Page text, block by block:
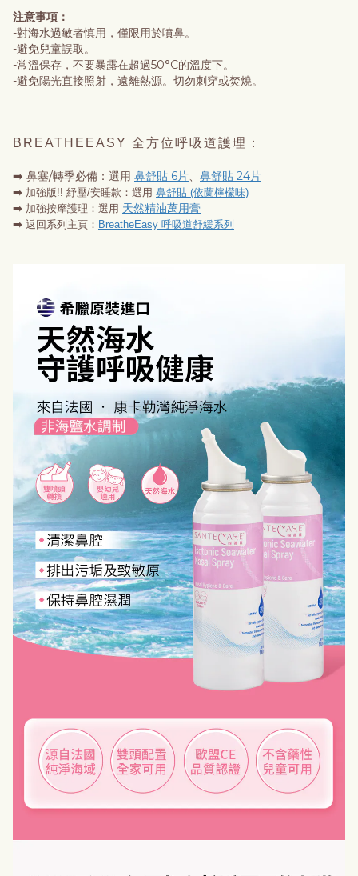
注意事項：
-對海水過敏者慎用，僅限用於噴鼻。
-避免兒童誤取。
-常溫保存，不要暴露在超過50°C的溫度下。
-避免陽光直接照射，遠離熱源。切勿刺穿或焚燒。
BREATHEEASY 全方位呼吸道護理：
➡️ 鼻塞/轉季必備：選用 鼻舒貼 6片、 鼻舒貼 24片
➡️ 加強版!! 紓壓/安睡款：選用 鼻舒貼 (依蘭檸檬味)
➡️ 加強按摩護理：選用 天然精油萬用膏
➡️ 返回系列主頁： BreatheEasy 呼吸道舒緩系列